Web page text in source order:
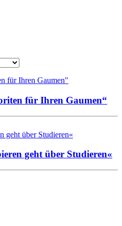
für Ihren Gaumen“
geht über Studieren«